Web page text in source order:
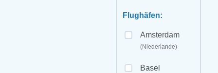
Flughäfen:
Amsterdam
(Niederlande)
Basel